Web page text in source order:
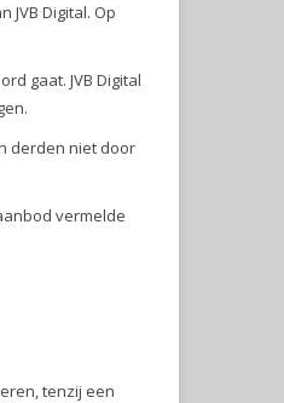
Digital. Op
gaat. JVB Digital
derden niet door
vermelde
tenzij een